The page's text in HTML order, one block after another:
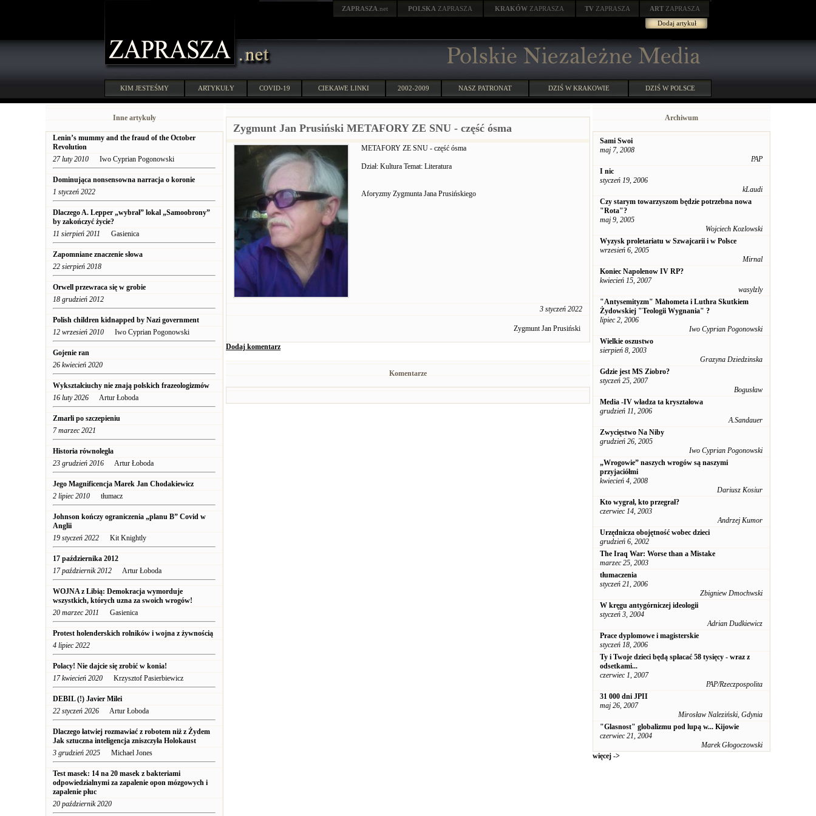
ZAPRASZA .net POLSKA ZAPRASZA KRAKÓW ZAPRASZA TV ZAPRASZA ART ZAPRASZA
Dodaj artykuł
KIM JESTEŚMY ARTYKUŁY COVID-19 CIEKAWE LINKI 2002-2009 NASZ PATRONAT DZIŚ W KRAKOWIE DZIŚ W POLSCE
Inne artykuły
Lenin’s mummy and the fraud of the October
Revolution
27 luty 2010 Iwo Cyprian Pogonowski
Dominująca nonsensowna narracja o koronie
1 styczeń 2022
Dlaczego A. Lepper „wybrał” lokal „Samoobrony”
by zakończyć życie?
11 sierpień 2011 Gasienica
Zapomniane znaczenie słowa
22 sierpień 2018
Orwell przewraca się w grobie
18 grudzień 2012
Polish children kidnapped by Nazi government
12 wrzesień 2010 Iwo Cyprian Pogonowski
Gojenie ran
26 kwiecień 2020
Wykształciuchy nie znają polskich frazeologizmów
16 luty 2026 Artur Łoboda
Zmarli po szczepieniu
7 marzec 2021
Historia równoległa
23 grudzień 2016 Artur Łoboda
Jego Magnificencja Marek Jan Chodakiewicz
2 lipiec 2010 tłumacz
Johnson kończy ograniczenia „planu B” Covid w
Anglii
19 styczeń 2022 Kit Knightly
17 października 2012
17 październik 2012 Artur Łoboda
WOJNA z Libią: Demokracja wymorduje
wszystkich, których uzna za swoich wrogów!
20 marzec 2011 Gasienica
Protest holenderskich rolników i wojna z żywnością
4 lipiec 2022
Polacy! Nie dajcie się zrobić w konia!
17 kwiecień 2020 Krzysztof Pasierbiewicz
DEBIL (!) Javier Milei
22 styczeń 2026 Artur Łoboda
Dlaczego łatwiej rozmawiać z robotem niż z Żydem
Jak sztuczna inteligencja zniszczyła Holokaust
3 grudzień 2025 Michael Jones
Test masek: 14 na 20 masek z bakteriami
odpowiedzialnymi za zapalenie opon mózgowych i
zapalenie płuc
20 październik 2020
Zygmunt Jan Prusiński METAFORY ZE SNU - część ósma
METAFORY ZE SNU - część ósma
Dział: Kultura Temat: Literatura
Aforyzmy Zygmunta Jana Prusińskiego
3 styczeń 2022
Zygmunt Jan Prusiński
Dodaj komentarz
Komentarze
Archiwum
Sami Swoi
maj 7, 2008
PAP
I nic
styczeń 19, 2006
kLaudi
Czy starym towarzyszom będzie potrzebna nowa
"Rota"?
maj 9, 2005
Wojciech Kozlowski
Wyzysk proletariatu w Szwajcarii i w Polsce
wrzesień 6, 2005
Mirnal
Koniec Napolenow IV RP?
kwiecień 15, 2007
wasylzly
"Antysemityzm" Mahometa i Luthra Skutkiem
Żydowskiej "Teologii Wygnania" ?
lipiec 2, 2006
Iwo Cyprian Pogonowski
Wielkie oszustwo
sierpień 8, 2003
Grazyna Dziedzinska
Gdzie jest MS Ziobro?
styczeń 25, 2007
Bogusław
Media -IV władza ta kryształowa
grudzień 11, 2006
A.Sandauer
Zwycięstwo Na Niby
grudzień 26, 2005
Iwo Cyprian Pogonowski
„Wrogowie” naszych wrogów są naszymi
przyjaciółmi
kwiecień 4, 2008
Dariusz Kosiur
Kto wygrał, kto przegrał?
czerwiec 14, 2003
Andrzej Kumor
Urzędnicza obojętność wobec dzieci
grudzień 6, 2002
The Iraq War: Worse than a Mistake
marzec 25, 2003
tłumaczenia
styczeń 21, 2006
Zbigniew Dmochwski
W kręgu antygórniczej ideologii
styczeń 3, 2004
Adrian Dudkiewicz
Prace dyplomowe i magisterskie
styczeń 18, 2006
Ty i Twoje dzieci będą spłacać 58 tysięcy - wraz z
odsetkami...
czerwiec 1, 2007
PAP/Rzeczpospolita
31 000 dni JPII
maj 26, 2007
Mirosław Naleziński, Gdynia
"Glasnost" globalizmu pod lupą w... Kijowie
czerwiec 21, 2004
Marek Głogoczowski
więcej ->